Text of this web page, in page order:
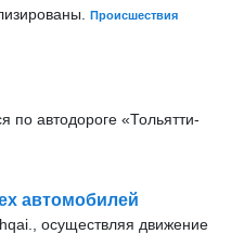
Происшествия
по автодороге «Тольятти-
автомобилей
осуществляя движение